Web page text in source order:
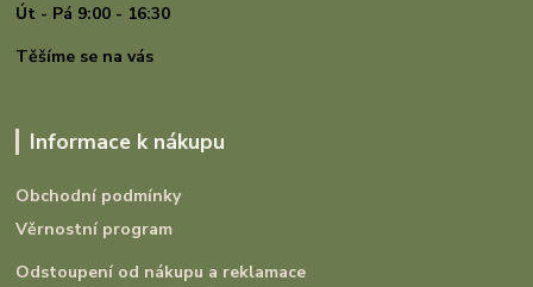
Út - Pá 9:00 - 16:30
Těšíme se na vás
Informace k nákupu
Obchodní podmínky
Věrnostní program
Odstoupení od nákupu a reklamace